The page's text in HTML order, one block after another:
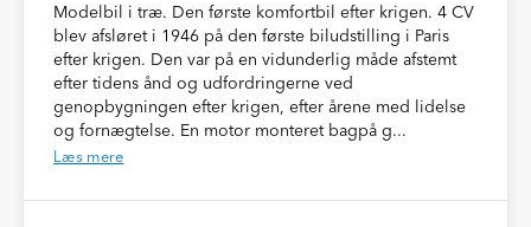
Modelbil i træ. Den første komfortbil efter krigen. 4 CV
blev afsløret i 1946 på den første biludstilling i Paris
efter krigen. Den var på en vidunderlig måde afstemt
efter tidens ånd og udfordringerne ved
genopbygningen efter krigen, efter årene med lidelse
og fornægtelse. En motor monteret bagpå g...
Læs mere